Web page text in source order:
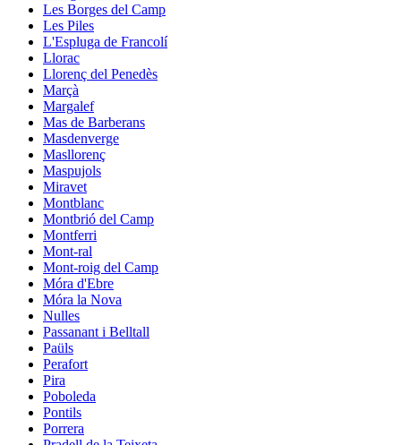
Les Borges del Camp
Les Piles
L'Espluga de Francolí
Llorac
Llorenç del Penedès
Marçà
Margalef
Mas de Barberans
Masdenverge
Masllorenç
Maspujols
Miravet
Montblanc
Montbrió del Camp
Montferri
Mont-ral
Mont-roig del Camp
Móra d'Ebre
Móra la Nova
Nulles
Passanant i Belltall
Paüls
Perafort
Pira
Poboleda
Pontils
Porrera